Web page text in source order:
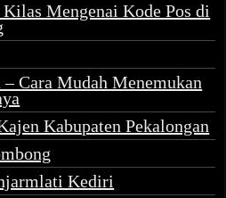
Mengenai Kode Pos di
Cara Mudah Menemukan
Kabupaten Pekalongan
Kediri